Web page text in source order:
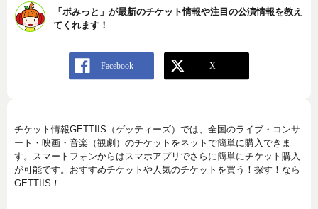
「ポみっと」が最新のチケット情報や注目の公演情報を教え
てくれます！
チケット情報GETTIIS（ゲッティーズ）では、全国のライブ・コンサ
ート・映画・音楽（観劇）のチケットをネットで簡単に購入できま
す。スマートフォンからはスマホアプリでさらに簡単にチケット購入
が可能です。おすすめチケットや人気のチケットを買う！探す！なら
GETTIIS！